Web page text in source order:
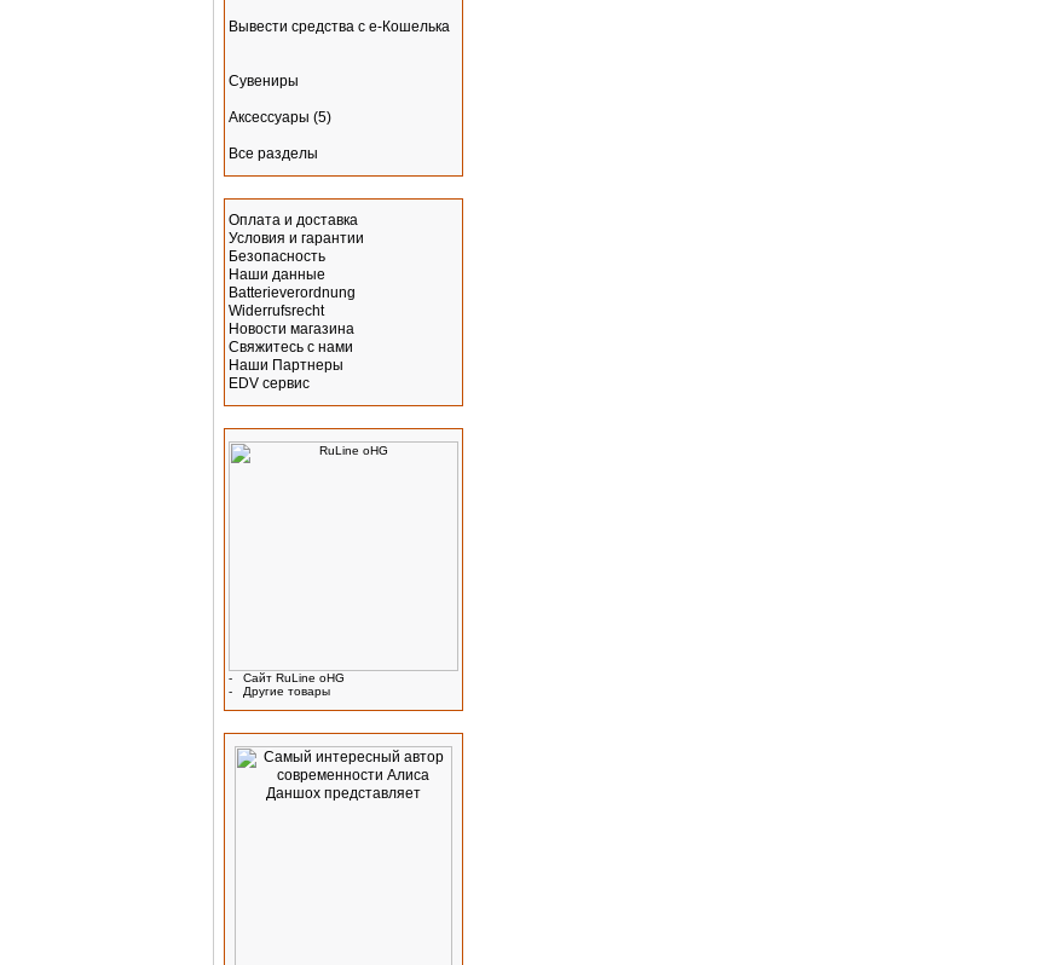
Вывести средства с е-Кошелька
Сувениры
Аксессуары (5)
Все разделы
Оплата и доставка
Условия и гарантии
Безопасность
Наши данные
Batterieverordnung
Widerrufsrecht
Новости магазина
Свяжитесь с нами
Наши Партнеры
EDV сервис
-
Сайт RuLine oHG
-
Другие товары